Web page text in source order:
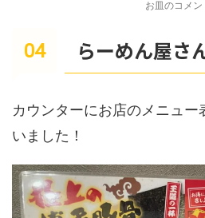
お皿のコメン
らーめん屋さ
カウンターにお店のメニュー
いました！